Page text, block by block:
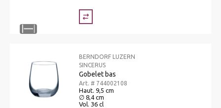
BERNDORF LUZERN
SINCERUS
Gobelet bas
Art. # 744002108
Haut. 9,5 cm
∅ 8,4 cm
Vol. 36 cl